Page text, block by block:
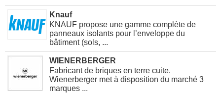
Knauf
KNAUF propose une gamme complète de
panneaux isolants pour l’enveloppe du
bâtiment (sols, ...
WIENERBERGER
Fabricant de briques en terre cuite.
Wienerberger met à disposition du marché 3
marques ...